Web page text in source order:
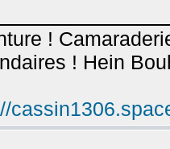
!
! Hein